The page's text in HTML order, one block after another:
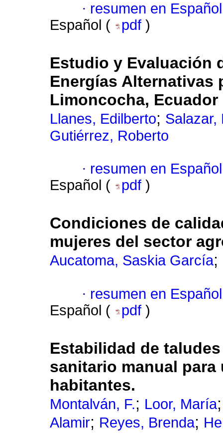
· resumen en Español
Español (
pdf )
Estudio y Evaluación
Energías Alternativas
Limoncocha, Ecuador
Llanes, Edilberto; Salazar,
Gutiérrez, Roberto
· resumen en Español
Español (
pdf )
Condiciones de
mujeres del sector
Aucatoma, Saskia García;
· resumen en Español
Español (
pdf )
Estabilidad de
sanitario manual para
habitantes.
Montalván, F.; Loor, María
Alamir; Reyes, Brenda;